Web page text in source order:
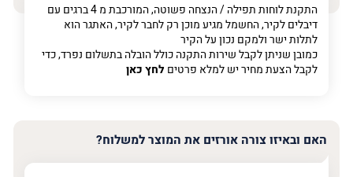
התקנת לוחות תפילה / הנצחה פשוטה, המורכבת מ 4 ברגים עם
דיבלים לקיר, החשמל מגיע מוכן רק לחבר לקיר, האתגר הוא
לתלות ישר ולמקם נכון על הקיר
כמובן שניתן לקבל שירות התקנה כולל הובלה בתשלום נפרד, כדי
לקבל הצעת מחיר יש למלא פרטים לחץ כאן
האם ובאיזו צורה אורזים את המוצר למשלוח?